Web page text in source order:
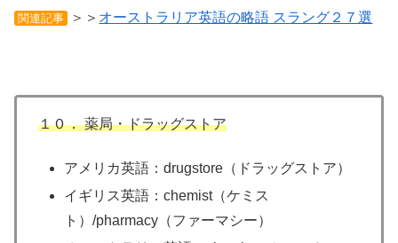
関連記事 ＞＞ オーストラリア英語の略語 スラング２７選
１０． 薬局・ドラッグストア
アメリカ英語：drugstore（ドラッグストア）
イギリス英語：chemist（ケミス
ト）/pharmacy（ファーマシー）